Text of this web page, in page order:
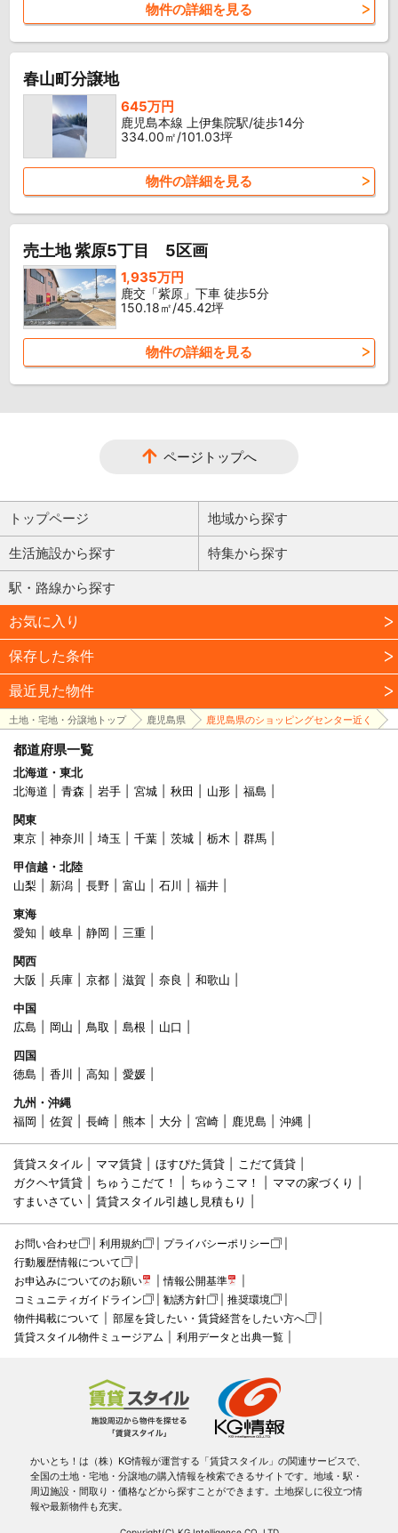
物件の詳細を見る
春山町分譲地
645万円
鹿児島本線 上伊集院駅/徒歩14分
334.00㎡/101.03坪
物件の詳細を見る
売土地 紫原5丁目 5区画
1,935万円
鹿交「紫原」下車 徒歩5分
150.18㎡/45.42坪
物件の詳細を見る
ページトップへ
トップページ 地域から探す
生活施設から探す 特集から探す
駅・路線から探す
お気に入り
保存した条件
最近見た物件
土地・宅地・分譲地トップ 鹿児島県 鹿児島県のショッピングセンター近く
都道府県一覧
北海道・東北
北海道
青森 岩手 宮城 秋田 山形
福島
関東
東京
神奈川 埼玉 千葉 茨城 栃木
群馬
甲信越・北陸
山梨
新潟 長野 富山 石川
福井
東海
愛知
岐阜 静岡
三重
関西
大阪
兵庫 京都 滋賀 奈良
和歌山
中国
広島
岡山 鳥取 島根
山口
四国
徳島
香川 高知
愛媛
九州・沖縄
福岡
佐賀 長崎 熊本 大分 宮崎 鹿児島 沖縄
賃貸スタイル ママ賃貸 ほすぴた賃貸
こだて賃貸
ガクヘヤ賃貸
ちゅうこだて！ ちゅうこマ！
ママの家づくり
すまいさてい
賃貸スタイル引越し見積もり
お問い合わせ 利用規約
プライバシーポリシー
行動履歴情報について
お申込みについてのお願い
情報公開基準
コミュニティガイドライン
勧誘方針
推奨環境
物件掲載について
部屋を貸したい・賃貸経営をしたい方へ
賃貸スタイル物件ミュージアム
利用データと出典一覧
かいとち！は（株）KG情報が運営する「賃貸スタイル」の関連サービスで、
全国の土地・宅地・分譲地の購入情報を検索できるサイトです。地域・駅・
周辺施設・間取り・価格などから探すことができます。土地探しに役立つ情
報や最新物件も充実。